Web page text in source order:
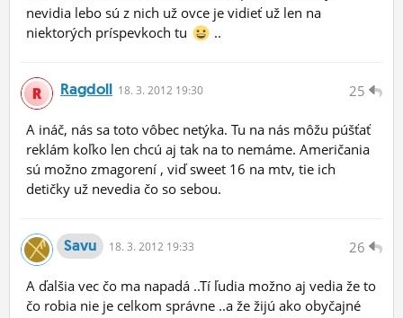
nevidia lebo sú z nich už ovce je vidieť už len na
niektorých príspevkoch tu
..
25
Ragdoll 18. 3. 2012 19:30
A ináč, nás sa toto vôbec netýka. Tu na nás môžu púšťať
reklám koľko len chcú aj tak na to nemáme. Američania
sú možno zmagorení , viď sweet 16 na mtv, tie ich
detičky už nevedia čo so sebou.
26
Savu 18. 3. 2012 19:33
A ďalšia vec čo ma napadá ..Tí ľudia možno aj vedia že to
čo robia nie je celkom správne ..a že žijú ako obyčajné